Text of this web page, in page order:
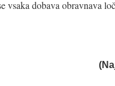
vsaka dobava obravnava